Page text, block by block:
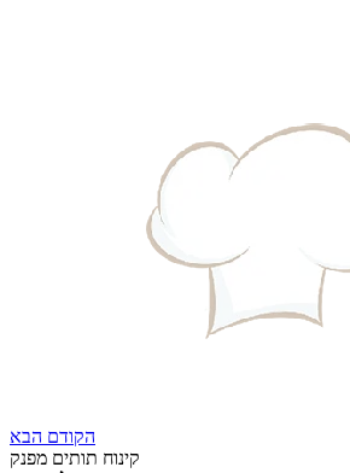
הקודם הבא
קינוח תותים מפנק